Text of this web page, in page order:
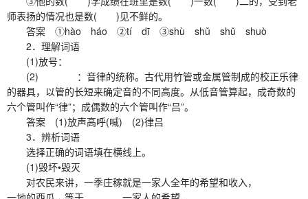
师表扬的情况也是数( )见不鲜的。
答案 ①hào háo ②tí dī ③shù shǔ shǔ shuò
2．理解词语
(1)放号：
(2) ：音律的统称。古代用竹管或金属管制成的校正乐律
的器具，以管的长短来确定音的不同高度。从低音管算起，成奇数的
六个管叫作“律”；成偶数的六个管叫作“吕”。
答案 (1)放声高呼(喊) (2)律吕
3．辨析词语
选择正确的词语填在横线上。
(1)毁坏•毁灭
对农民来讲，一季庄稼就是一家人全年的希望和收入，